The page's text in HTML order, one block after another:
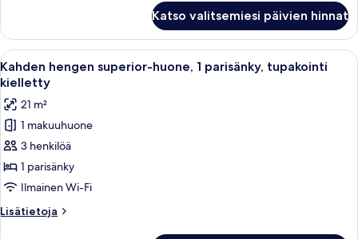
kuvat
standard-
huone,
1
parisänky,
tupakointi
kielletty
Katso valitsemiesi päivien hinnat
Avaa
kaikki
huonetyypin
Kahden
hengen
superior-
huone,
1
parisänky,
tupakointi
Hotellihuone, jossa on suuri sänky,
6
Kahden hengen superior-huone, 1 parisänky, tupakointi
kielletty
21 m²
1 makuuhuone
3 henkilöä
1 parisänky
Ilmainen Wi-Fi
Lisätietoja
Lisätietoja